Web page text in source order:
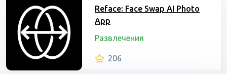
Reface: Face Swap AI Photo
App
Развлечения
206